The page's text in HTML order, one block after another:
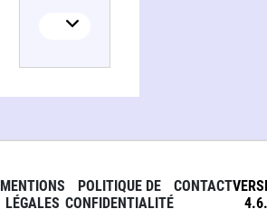
MENTIONS
LÉGALES
POLITIQUE DE
CONFIDENTIALITÉ
CONTACT